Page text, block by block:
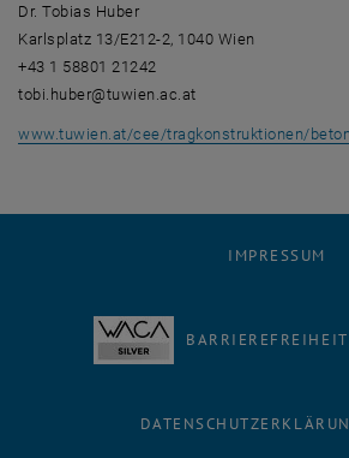
Dr. Tobias Huber
Karlsplatz 13/E212-2, 1040 Wien
+43 1 58801 21242
tobi.huber@tuwien.ac.at
www.tuwien.at/cee/tragkonstruktionen/beton
IMPRESSUM